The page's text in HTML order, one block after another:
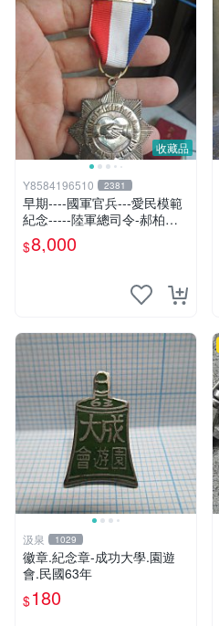
收藏品
Y8584196510 2381
早期----國軍官兵---愛民模範
紀念-----陸軍總司令-郝柏村
贈-國軍---銀製---獎章
$8,000
汲泉 1029
徽章.紀念章-成功大學.園遊
會.民國63年
$180